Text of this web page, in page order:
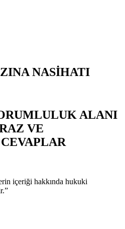
NASİHATI
ALANI
VE
içeriği hakkında hukuki